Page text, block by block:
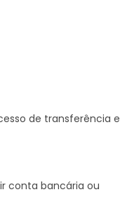
de transferência e
conta bancária ou